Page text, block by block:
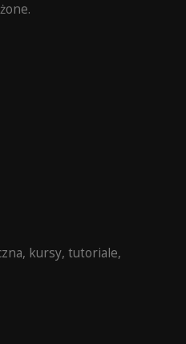
kursy, tutoriale,